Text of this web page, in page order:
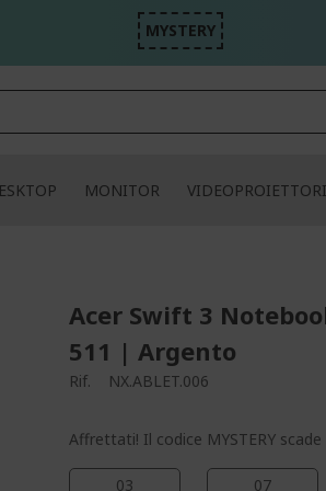
MYSTERY
MONITOR VIDEOPROIETTORI
Acer Swift 3
511 | Argento
Rif. NX.ABLET.006
Affrettati! Il codice MYSTERY scade
03 07